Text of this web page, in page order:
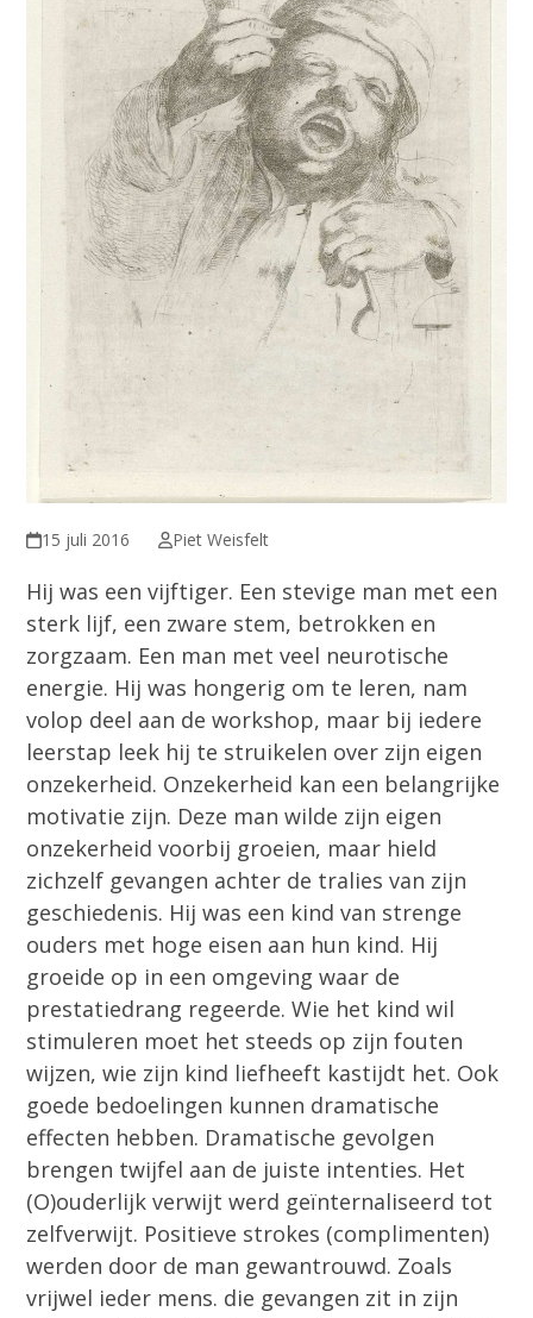
15 juli 2016 Piet Weisfelt
Hij was een vijftiger. Een stevige man met een
sterk lijf, een zware stem, betrokken en
zorgzaam. Een man met veel neurotische
energie. Hij was hongerig om te leren, nam
volop deel aan de workshop, maar bij iedere
leerstap leek hij te struikelen over zijn eigen
onzekerheid. Onzekerheid kan een belangrijke
motivatie zijn. Deze man wilde zijn eigen
onzekerheid voorbij groeien, maar hield
zichzelf gevangen achter de tralies van zijn
geschiedenis. Hij was een kind van strenge
ouders met hoge eisen aan hun kind. Hij
groeide op in een omgeving waar de
prestatiedrang regeerde. Wie het kind wil
stimuleren moet het steeds op zijn fouten
wijzen, wie zijn kind liefheeft kastijdt het. Ook
goede bedoelingen kunnen dramatische
effecten hebben. Dramatische gevolgen
brengen twijfel aan de juiste intenties. Het
(O)ouderlijk verwijt werd geïnternaliseerd tot
zelfverwijt. Positieve strokes (complimenten)
werden door de man gewantrouwd. Zoals
vrijwel ieder mens. die gevangen zit in zijn